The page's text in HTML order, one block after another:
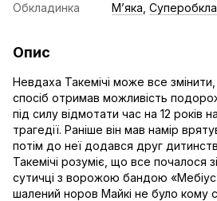
Обкладинка
Мʼяка
Опис
Невдаха Такемічі може все
спосіб отримав можливість
під силу відмотати час на 12 років
трагедії. Раніше він мав намір
потім до неї додався друг
Такемічі розуміє, що все почалося
сутичці з ворожою бандою
шалений норов Майкі не було кому